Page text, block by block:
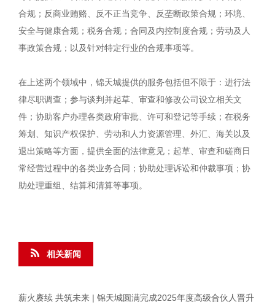
合规；反商业贿赂、反不正当竞争、反垄断政策合规；环境、
安全与健康合规；税务合规；合同及内控制度合规；劳动及人
事政策合规；以及针对特定行业的合规事项等。
在上述两个领域中，锦天城提供的服务包括但不限于：进行法
律尽职调查；参与谈判并起草、审查和修改公司设立相关文
件；协助客户办理各类政府审批、许可和登记等手续；在税务
筹划、知识产权保护、劳动和人力资源管理、外汇、海关以及
退出策略等方面，提供全面的法律意见；起草、审查和磋商日
常经营过程中的各类业务合同；协助处理诉讼和仲裁事项；协
助处理重组、结算和清算等事项。
相关新闻
薪火赓续 共筑未来 | 锦天城圆满完成2025年度高级合伙人晋升